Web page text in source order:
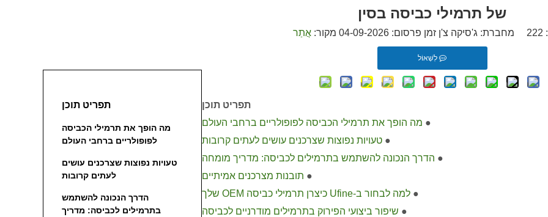
של תרמילי כביסה בסין
222 מחברת: ג'סיקה צ'ן זמן פרסום: 04-09-2026 מקור: אֲתַר
לִשְׁאוֹל
תפריט תוכן
● מה הופך את תרמילי הכביסה לפופולריים ברחבי העולם
● טעויות נפוצות שצרכנים עושים לעתים קרובות
● הדרך הנכונה להשתמש בתרמילים לכביסה: מדריך מומחה
● תובנות מצרכנים אמיתיים
● למה לבחור ב-Ufine כיצרן תרמילי כביסה OEM שלך
● שיפור ביצועי הפירוק בתרמילים מודרניים לכביסה
תפריט תוכן
מה הופך את תרמילי הכביסה
לפופולריים ברחבי העולם
טעויות נפוצות שצרכנים עושים
לעתים קרובות
הדרך הנכונה להשתמש
בתרמילים לכביסה: מדריך